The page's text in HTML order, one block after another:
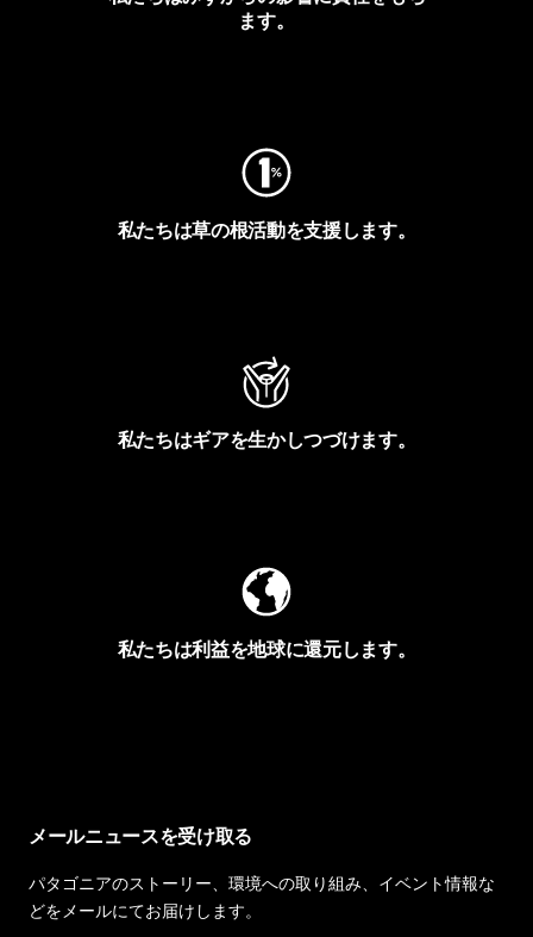
ます。
私たちは草の根活動を支援します。
私たちはギアを生かしつづけます。
私たちは利益を地球に還元します。
メールニュースを受け取る
パタゴニアのストーリー、環境への取り組み、イベント情報な
どをメールにてお届けします。